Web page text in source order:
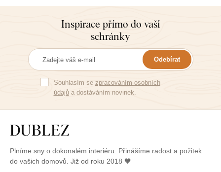
Inspirace přímo do vaší
schránky
Odebírat
Souhlasím se zpracováním osobních
údajůa dostáváním novinek.
Plníme sny o dokonalém interiéru. Přinášíme radost a požitek
do vašich domovů. Již od roku 2018 🧡